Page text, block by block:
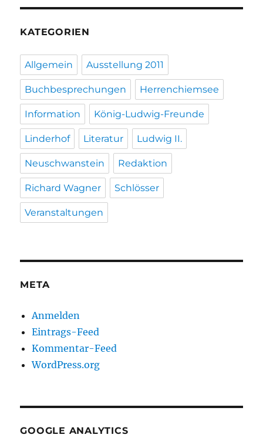
KATEGORIEN
Allgemein Ausstellung 2011
Buchbesprechungen Herrenchiemsee
Information König-Ludwig-Freunde
Linderhof Literatur Ludwig II.
Neuschwanstein Redaktion
Richard Wagner Schlösser
Veranstaltungen
META
Anmelden
Eintrags-Feed
Kommentar-Feed
WordPress.org
GOOGLE ANALYTICS